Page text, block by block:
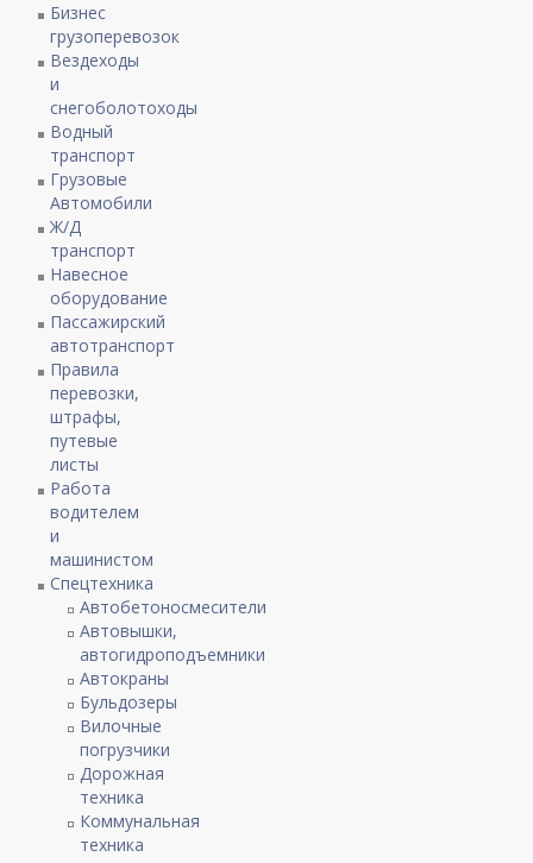
Бизнес
грузоперевозок
Вездеходы
и
снегоболотоходы
Водный
транспорт
Грузовые
Автомобили
Ж/Д
транспорт
Навесное
оборудование
Пассажирский
автотранспорт
Правила
перевозки,
штрафы,
путевые
листы
Работа
водителем
и
машинистом
Спецтехника
Автобетоносмесители
Автовышки,
автогидроподъемники
Автокраны
Бульдозеры
Вилочные
погрузчики
Дорожная
техника
Коммунальная
техника